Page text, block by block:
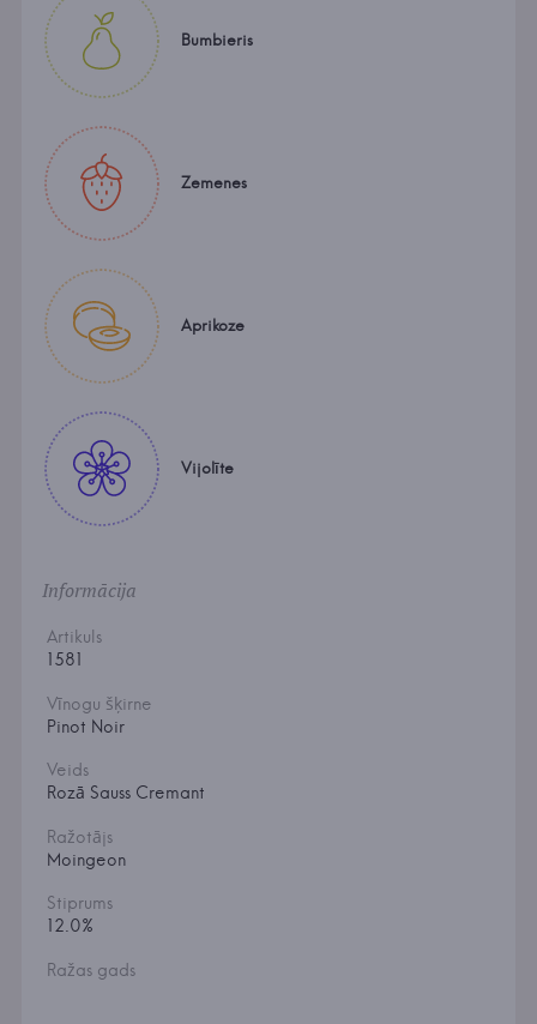
Bumbieris
Zemenes
Aprikoze
Vijolīte
Informācija
Artikuls
1581
Vīnogu šķirne
Pinot Noir
Veids
Rozā Sauss Cremant
Ražotājs
Moingeon
Stiprums
12.0%
Ražas gads